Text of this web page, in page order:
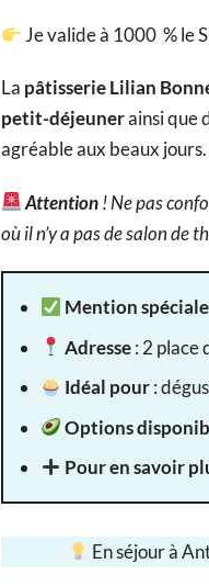
Je valide à 1000 % le
La pâtisserie Lilian
petit-déjeunerainsi que
agréable aux beaux jours.
Attention! Ne pas
où il n’y a pas de salon de
Mention spéciale
Adresse: 2 place
Idéal pour:
Options
Pour en savoir
En séjour à